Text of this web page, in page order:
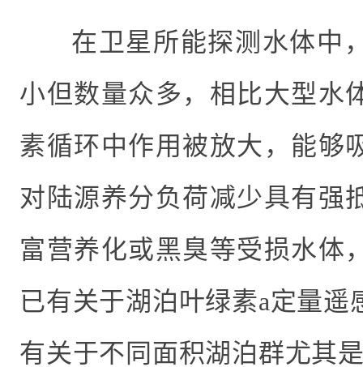
在卫星所能探测水体中
小但数量众多，相比大型水
素循环中作用被放大，能够
对陆源养分负荷减少具有强
富营养化或黑臭等受损水体
已有关于湖泊叶绿素a定量遥
有关于不同面积湖泊群尤其